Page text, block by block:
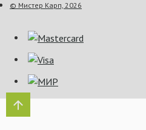
© Мистер Карп, 2026